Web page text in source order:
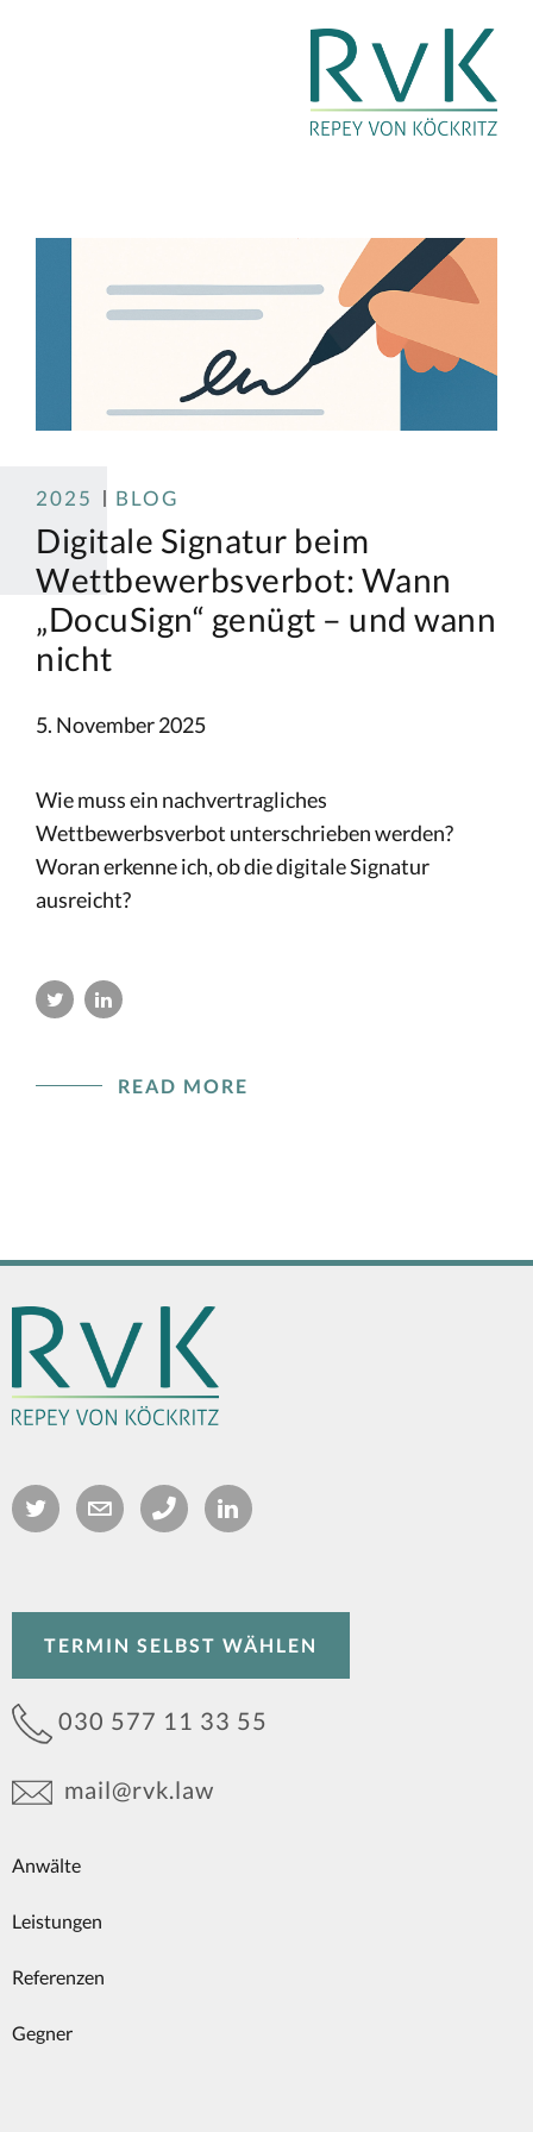
2025 BLOG
Digitale Signatur beim
Wettbewerbsverbot: Wann
„DocuSign“ genügt – und wann
nicht
5. November 2025
Wie muss ein nachvertragliches
Wettbewerbsverbot unterschrieben werden?
Woran erkenne ich, ob die digitale Signatur
ausreicht?
READ MORE
Anwälte
Leistungen
Referenzen
Gegner
TERMIN SELBST WÄHLEN
030 577 11 33 55
mail@rvk.law